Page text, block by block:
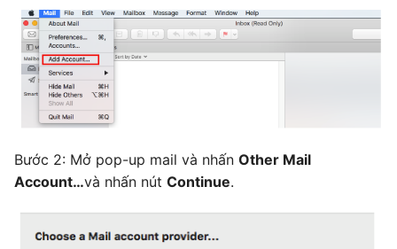
Bước 2: Mở pop-up mail và nhấn Other Mail
Account…và nhấn nút Continue.